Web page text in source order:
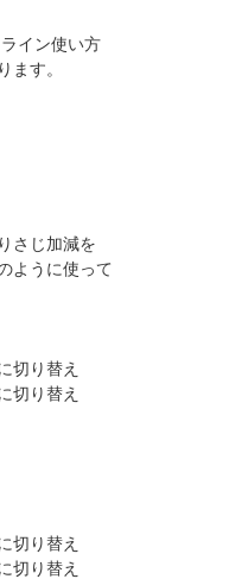
イン使い方
ます。
さじ加減を
ように使って
切り替え
切り替え
切り替え
切り替え